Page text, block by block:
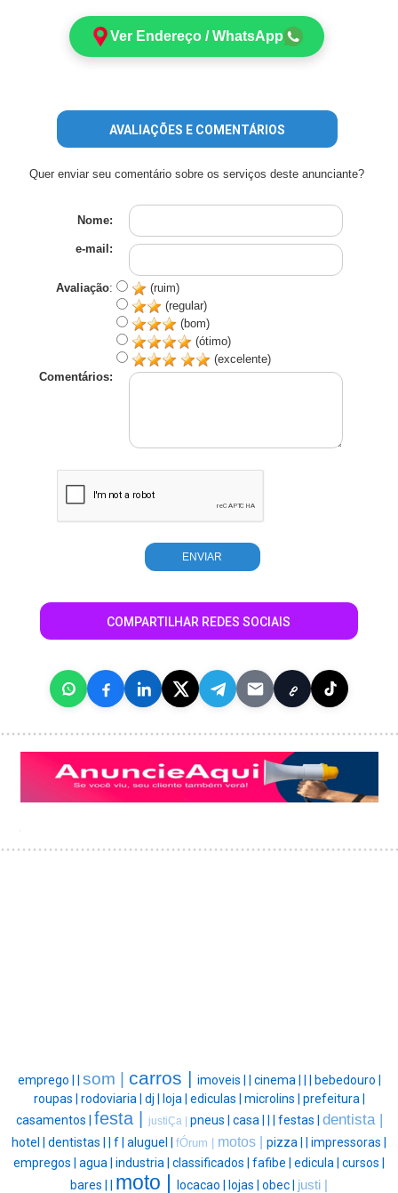
Ver Endereço / WhatsApp
AVALIAÇÕES E COMENTÁRIOS
Quer enviar seu comentário sobre os serviços deste anunciante?
Nome:
e-mail:
Avaliação:
(ruim)
(regular)
(bom)
(ótimo)
(excelente)
Comentários:
COMPARTILHAR REDES SOCIAIS
emprego | | som | carros | imoveis | | cinema | | | bebedouro |
roupas | rodoviaria | dj | loja | ediculas | microlins | prefeitura |
casamentos | festa | justiÇa | pneus | casa | | | festas | dentista |
hotel | dentistas | | f | aluguel | fÓrum | motos | pizza | | impressoras |
empregos | agua | industria | classificados | fafibe | edicula | cursos |
bares | | moto | locacao | lojas | obec | justi |